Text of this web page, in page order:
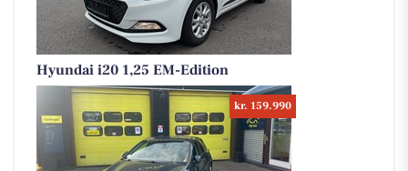
Hyundai i20 1,25 EM-Edition
kr. 159.990